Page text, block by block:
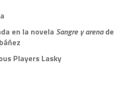
en la novela Sangre y arenade
Players Lasky